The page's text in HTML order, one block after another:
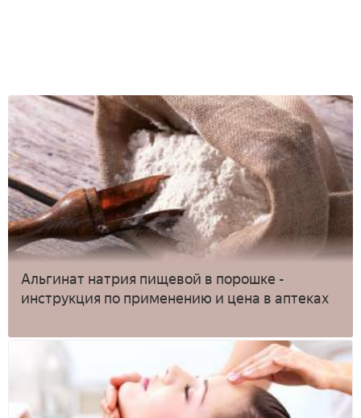
Альгинат натрия пищевой в порошке -
инструкция по применению и цена в аптеках